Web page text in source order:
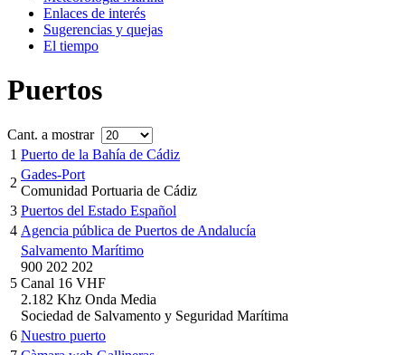
Enlaces de interés
Sugerencias y quejas
El tiempo
Puertos
Cant. a mostrar
1 Puerto de la Bahía de Cádiz
2
Gades-Port
Comunidad Portuaria de Cádiz
3 Puertos del Estado Español
4 Agencia pública de Puertos de Andalucía
5
Salvamento Marítimo
900 202 202
Canal 16 VHF
2.182 Khz Onda Media
Sociedad de Salvamento y Seguridad Marítima
6 Nuestro puerto